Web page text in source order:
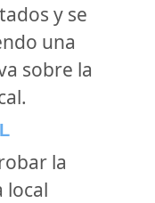
y se
una
sobre la
la
local